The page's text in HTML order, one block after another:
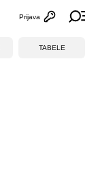
Otvori
Prijava
TABELE